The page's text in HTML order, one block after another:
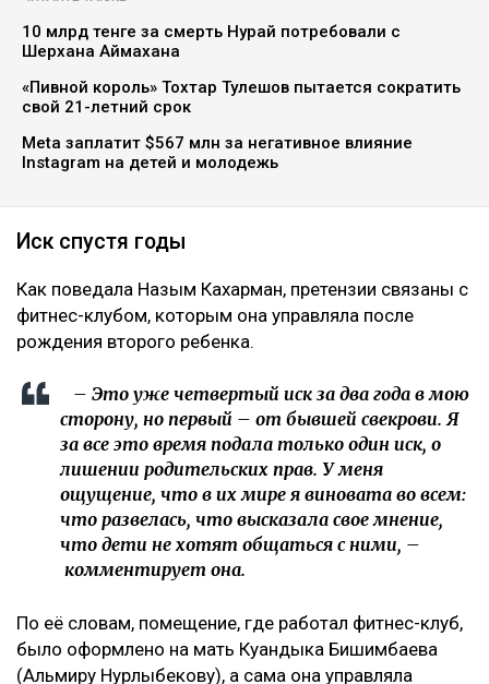
Назым Кахарман сообщила, что мать ее бывшего
мужа Куандыка Бишимбаева подала против нее иск
почти на 25 млн тенге. По словам Кахарман, это
четвертое судебное разбирательство,
инициированное семьей осужденного экс-министра
за последние два года, ссообщает Ulysmedia.kz.
ЧИТАЙТЕ ТАКЖЕ
10 млрд тенге за смерть Нурай потребовали с
Шерхана Аймахана
«Пивной король» Тохтар Тулешов пытается сократить
свой 21-летний срок
Meta заплатит $567 млн за негативное влияние
Instagram на детей и молодежь
Иск спустя годы